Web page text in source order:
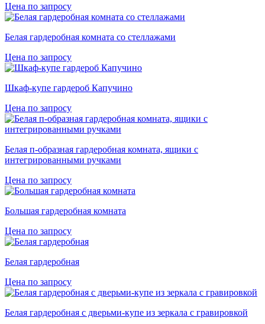
Цена по запросу
Белая гардеробная комната со стеллажами
Цена по запросу
Шкаф-купе гардероб Капучино
Цена по запросу
Белая п-образная гардеробная комната, ящики с
интегрированными ручками
Цена по запросу
Большая гардеробная комната
Цена по запросу
Белая гардеробная
Цена по запросу
Белая гардеробная с дверьми-купе из зеркала с гравировкой